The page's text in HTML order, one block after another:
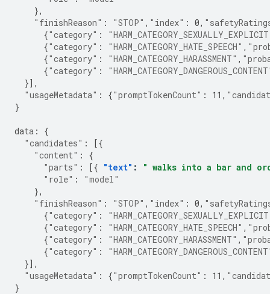
},
"finishReason" : "STOP" , "index" : 0,
{"category" :
{"category" : "HARM_CATEGORY_HATE_SPEECH" ,
{"category" : "HARM_CATEGORY_HARASSMENT" ,
{"category" :
}],
"usageMetadata" : {"promptTokenCount" : 11 ,
}
data :
{
"candidates" :
[{
"content" :
{
"parts" : [{ "text" :
" walks into a bar and
"role" :
"model"
},
"finishReason" : "STOP" , "index" : 0,
{"category" :
{"category" : "HARM_CATEGORY_HATE_SPEECH" ,
{"category" : "HARM_CATEGORY_HARASSMENT" ,
{"category" :
}],
"usageMetadata" : {"promptTokenCount" : 11 ,
}